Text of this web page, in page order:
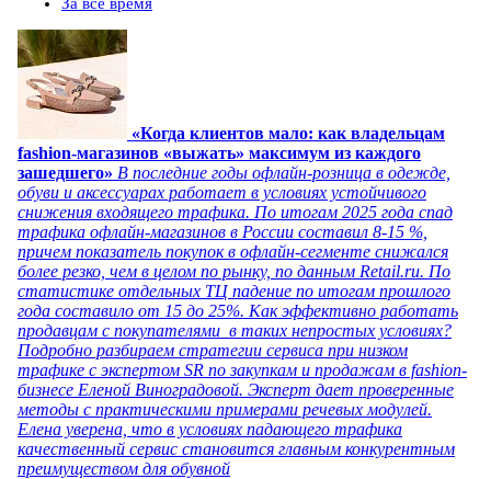
«Когда клиентов мало: как владельцам
fashion-магазинов «выжать» максимум из каждого
зашедшего» В последние годы офлайн-розница в одежде,
обуви и аксессуарах работает в условиях устойчивого
снижения входящего трафика. По итогам 2025 года спад
трафика офлайн-магазинов в России составил 8-15 %,
причем показатель покупок в офлайн-сегменте снижался
более резко, чем в целом по рынку, по данным Retail.ru. По
статистике отдельных ТЦ падение по итогам прошлого
года составило от 15 до 25%. Как эффективно работать
продавцам с покупателями в таких непростых условиях?
Подробно разбираем стратегии сервиса при низком
трафике с экспертом SR по закупкам и продажам в fashion-
бизнесе Еленой Виноградовой. Эксперт дает проверенные
методы с практическими примерами речевых модулей.
Елена уверена, что в условиях падающего трафика
качественный сервис становится главным конкурентным
преимуществом для обувной